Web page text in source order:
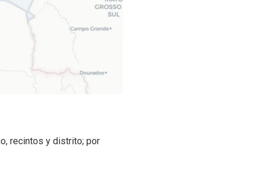
recintos y distrito; por